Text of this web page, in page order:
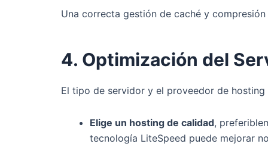
Una correcta gestión de caché y
4. Optimización del
El tipo de servidor y el proveedor de
Elige un hosting de calidad,
tecnología LiteSpeed puede mejorar